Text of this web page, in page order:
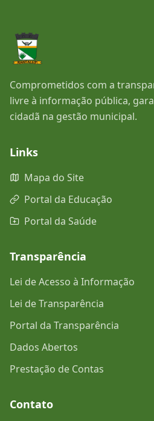
Comprometidos com a
livre à informação pública,
cidadã na gestão municipal.
Links
Mapa do Site
Portal da Educação
Portal da Saúde
Transparência
Lei de Acesso à Informação
Lei de Transparência
Portal da Transparência
Dados Abertos
Prestação de Contas
Contato